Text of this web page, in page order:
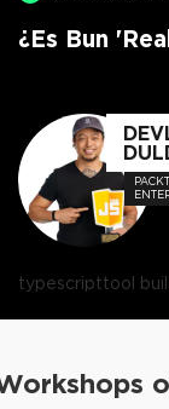
¿Es Bun
typescripttool